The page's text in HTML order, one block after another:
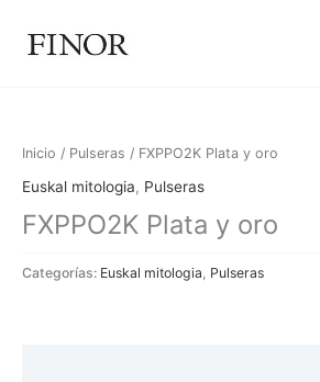
contenido
Inicio / Pulseras / FXPPO2K Plata y oro
Euskal mitologia, Pulseras
FXPPO2K Plata y oro
Categorías: Euskal mitologia Pulseras